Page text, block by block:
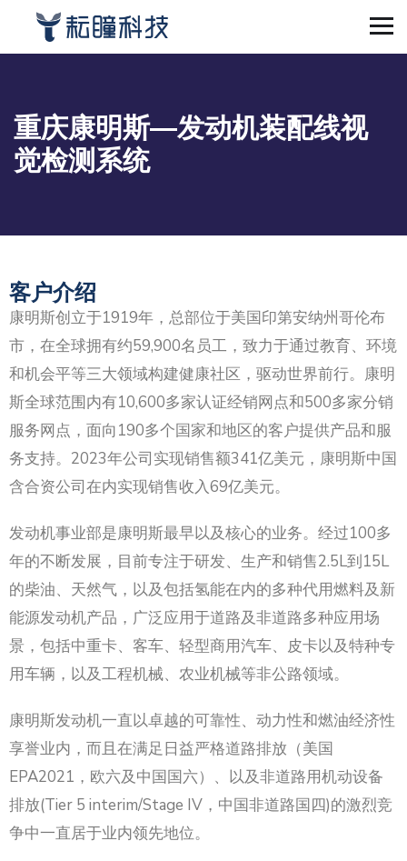
重庆康明斯—发动机装配线视
觉检测系统
客户介绍
康明斯创立于1919年，总部位于美国印第安纳州哥伦布
市，在全球拥有约59,900名员工，致力于通过教育、环境
和机会平等三大领域构建健康社区，驱动世界前行。康明
斯全球范围内有10,600多家认证经销网点和500多家分销
服务网点，面向190多个国家和地区的客户提供产品和服
务支持。2023年公司实现销售额341亿美元，康明斯中国
含合资公司在内实现销售收入69亿美元。
发动机事业部是康明斯最早以及核心的业务。经过100多
年的不断发展，目前专注于研发、生产和销售2.5L到15L
的柴油、天然气，以及包括氢能在内的多种代用燃料及新
能源发动机产品，广泛应用于道路及非道路多种应用场
景，包括中重卡、客车、轻型商用汽车、皮卡以及特种专
用车辆，以及工程机械、农业机械等非公路领域。
康明斯发动机一直以卓越的可靠性、动力性和燃油经济性
享誉业内，而且在满足日益严格道路排放（美国
EPA2021，欧六及中国国六）、以及非道路用机动设备
排放(Tier 5 interim/Stage IV，中国非道路国四)的激烈竞
争中一直居于业内领先地位。